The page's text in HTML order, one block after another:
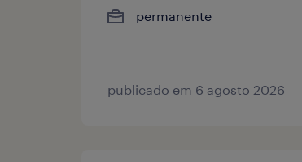
permanente
publicado em 6 agosto 2026